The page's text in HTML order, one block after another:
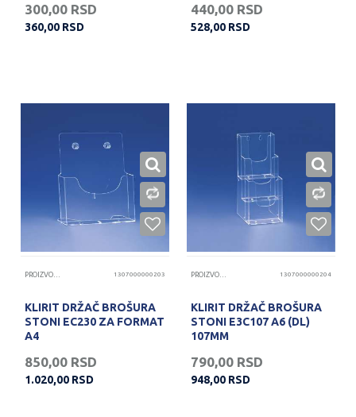
300,00 RSD
360,00 RSD
440,00 RSD
528,00 RSD
PROIZVODI OD KLIRITA 1307000000203
KLIRIT DRŽAČ BROŠURA
STONI EC230 ZA FORMAT
A4
850,00 RSD
1.020,00 RSD
PROIZVODI OD KLIRITA 1307000000204
KLIRIT DRŽAČ BROŠURA
STONI E3C107 A6 (DL)
107MM
790,00 RSD
948,00 RSD